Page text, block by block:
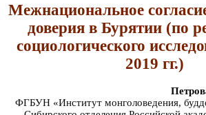
Межнациональное
доверия в Бурятии (по
социологического
2019 гг.)
ФГБУН «Институт монголоведения,